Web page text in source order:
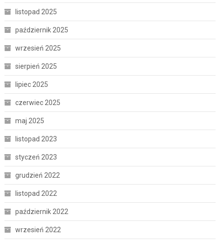
listopad 2025
październik 2025
wrzesień 2025
sierpień 2025
lipiec 2025
czerwiec 2025
maj 2025
listopad 2023
styczeń 2023
grudzień 2022
listopad 2022
październik 2022
wrzesień 2022